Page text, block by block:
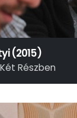
(2015)
Részben
– Schwajda György